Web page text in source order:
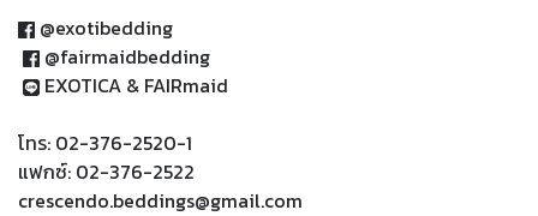
@exotibedding
@fairmaidbedding
EXOTICA & FAIRmaid
โทร: 02-376-2520-1
แฟกซ์: 02-376-2522
crescendo.beddings@gmail.com